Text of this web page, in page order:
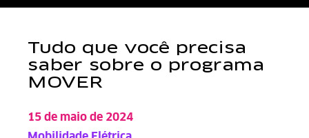
Tudo que você precisa
saber sobre o programa
MOVER
Você sabe o que é ou já ouviu falar do programa
15 de maio de 2024